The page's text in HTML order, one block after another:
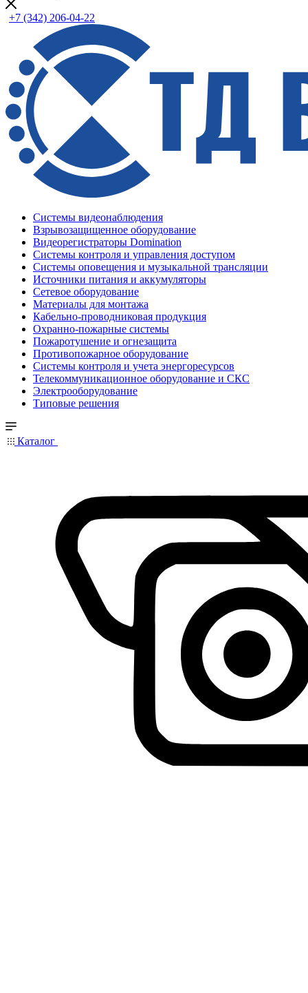
+7 (342) 206-04-22
Системы видеонаблюдения
Взрывозащищенное оборудование
Видеорегистраторы Domination
Системы контроля и управления доступом
Системы оповещения и музыкальной трансляции
Источники питания и аккумуляторы
Сетевое оборудование
Материалы для монтажа
Кабельно-проводниковая продукция
Охранно-пожарные системы
Пожаротушение и огнезащита
Противопожарное оборудование
Системы контроля и учета энергоресурсов
Телекоммуникационное оборудование и СКС
Электрооборудование
Типовые решения
Каталог